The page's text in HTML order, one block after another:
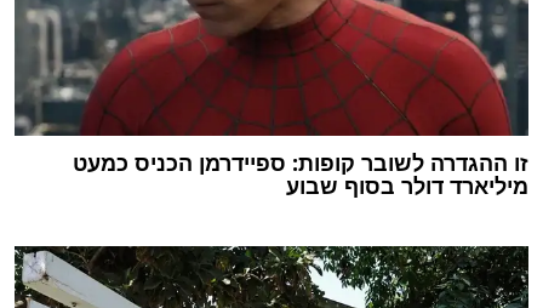
זו ההגדרה לשובר קופות: ספיידרמן הכניס כמעט
מיליארד דולר בסוף שבוע